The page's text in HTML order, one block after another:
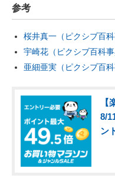
参考
桜井真一（ピクシブ百科
宇崎花（ピクシブ百科事
亜細亜実（ピクシブ百科
8/
ン